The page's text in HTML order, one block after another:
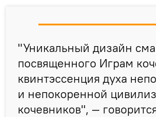
"Уникальный дизайн
посвященного Играм
квинтэссенция духа
и непокоренной
кочевников", —